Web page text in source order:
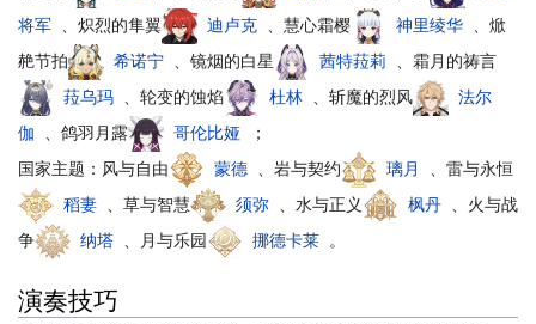
将军 、炽烈的隼翼 迪卢克 、慧心霜樱 神里绫华 、焮
赩节拍
希诺宁 、镜烟的白星 茜特菈莉 、霜月的祷言
菈乌玛 、轮变的蚀焰 杜林 、斩魔的烈风
法尔
伽 、鸽羽月露 哥伦比娅 ；
国家主题：风与自由
蒙德 、岩与契约 璃月
、雷与永恒
稻妻 、草与智慧 须弥 、水与正义 枫丹 、火与战
争
纳塔 、月与乐园 挪德卡莱 。
演奏技巧